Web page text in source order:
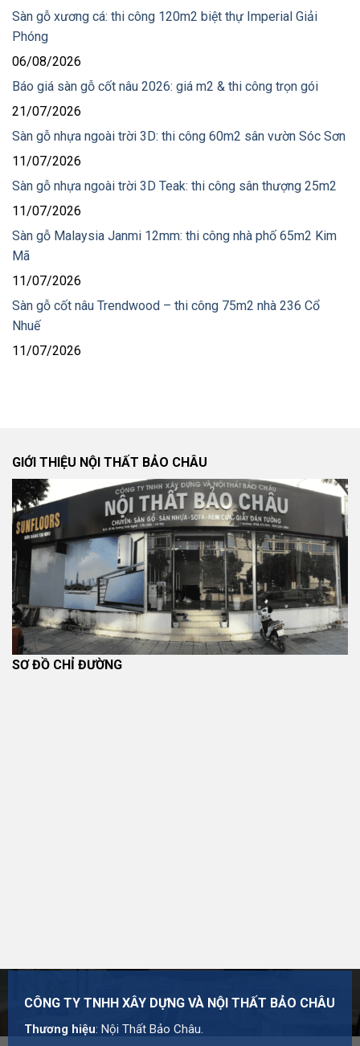
Sàn gỗ xương cá: thi công 120m2 biệt thự Imperial Giải
Phóng
06/08/2026
Báo giá sàn gỗ cốt nâu 2026: giá m2 & thi công trọn gói
21/07/2026
Sàn gỗ nhựa ngoài trời 3D: thi công 60m2 sân vườn Sóc Sơn
11/07/2026
Sàn gỗ nhựa ngoài trời 3D Teak: thi công sân thượng 25m2
11/07/2026
Sàn gỗ Malaysia Janmi 12mm: thi công nhà phố 65m2 Kim
Mã
11/07/2026
Sàn gỗ cốt nâu Trendwood – thi công 75m2 nhà 236 Cổ
Nhuế
11/07/2026
GIỚI THIỆU NỘI THẤT BẢO CHÂU
SƠ ĐỒ CHỈ ĐƯỜNG
CÔNG TY TNHH XÂY DỰNG VÀ NỘI THẤT BẢO CHÂU
Thương hiệu: Nội Thất Bảo Châu.